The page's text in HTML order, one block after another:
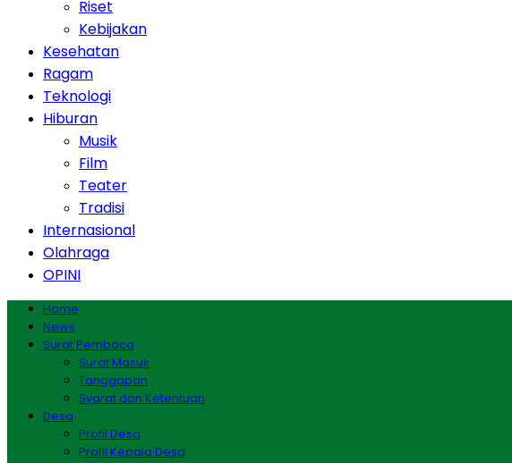
Riset
Kebijakan
Kesehatan
Ragam
Teknologi
Hiburan
Musik
Film
Teater
Tradisi
Internasional
Olahraga
OPINI
Home
News
Surat Pembaca
Surat Masuk
Tanggapan
Syarat dan Ketentuan
Desa
Profil Desa
Profil Kepala Desa